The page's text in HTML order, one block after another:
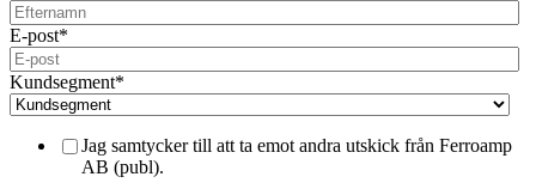
E-post*
Kundsegment*
Jag samtycker till att ta emot andra utskick från Ferroamp
AB (publ).